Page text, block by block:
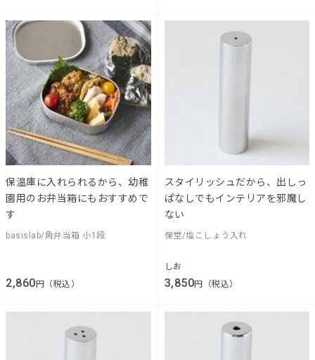
保温庫に入れられるから、幼稚
園用のお弁当箱にもおすすめで
す
basislab/角弁当箱 小1段
2,860 円（税込）
スタイリッシュだから、出しっ
ぱなしでもインテリアを邪魔し
ない
保堂/塩こしょう入れ
しお
3,850円（税込）